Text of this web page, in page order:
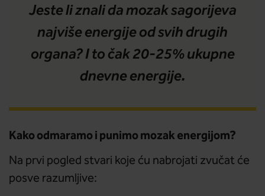
Jeste li znali da mozak sagorijeva
najviše energije od svih drugih
organa? I to čak 20-25% ukupne
dnevne energije.
Kako odmaramo i punimo mozak energijom?
Na prvi pogled stvari koje ću nabrojati zvučat će
posve razumljive: